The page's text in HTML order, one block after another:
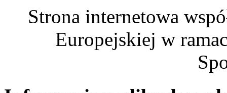
Strona internetowa
Europejskiej w